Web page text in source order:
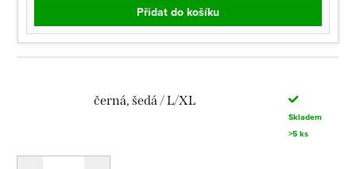
Přidat do košíku
černá, šedá / L/XL
Skladem
>5 ks